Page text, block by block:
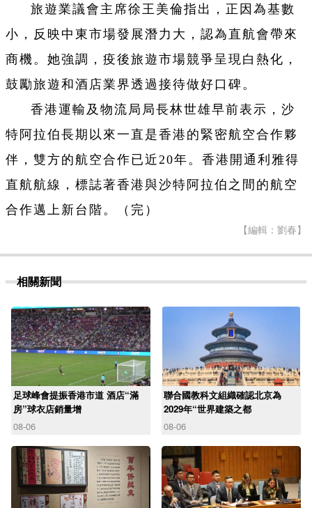
旅遊業議會主席徐王美倫指出，正因為基數
小，反映中東市場發展潛力大，認為直航會帶來
商機。她強調，疫後旅遊市場競爭呈現白熱化，
鼓勵旅遊和酒店業界透過接待做好口碑。
香港運輸及物流局局長林世雄早前表示，沙
特阿拉伯長期以來一直是香港的緊密航空合作夥
伴，雙方的航空合作已近20年。香港開通利雅得
直航航線，標誌著香港與沙特阿拉伯之間的航空
合作邁上新台階。（完）
【編輯：劉春】
相關新聞
足球峰會提振香港市道 酒店“滿
房”球衣店銷量增
08-06
聯合國教科文組織確認北京為
2029年“世界建築之都
08-06